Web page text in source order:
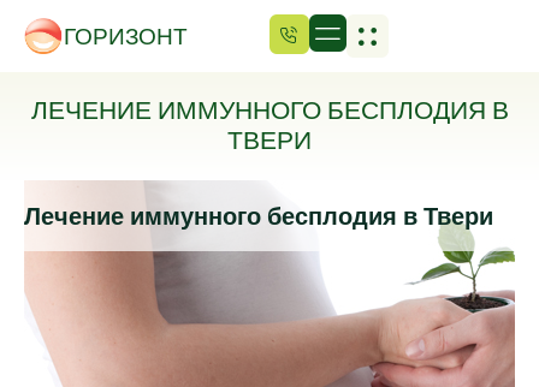
ГОРИЗОНТ
ЛЕЧЕНИЕ ИММУННОГО БЕСПЛОДИЯ В
ТВЕРИ
Лечение иммунного бесплодия в Твери